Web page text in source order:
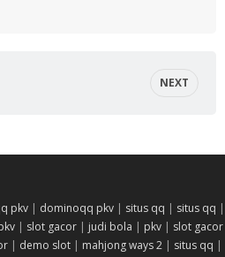
NEXT
pkv | dominoqq pkv | situs qq | situs qq |
| slot gacor | judi bola | pkv | slot gacor
| demo slot | mahjong ways 2 | situs qq |